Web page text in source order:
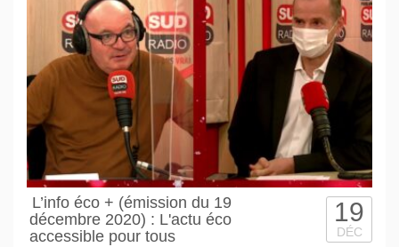
L’info éco + (émission du 19
décembre 2020) : L'actu éco
accessible pour tous
19
DÉC